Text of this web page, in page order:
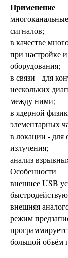
Применение
сигналов;
в качестве
при настройке
оборудования;
в связи - для
нескольких
между ними;
в ядерной
элементарных
в локации - для
излучения;
анализ
Особенности
внешнее USB
внешняя
режим
большой объём